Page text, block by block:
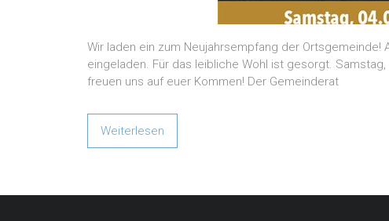
Wir laden ein zum Neujahrsempfang der Ortsgemeinde!
eingeladen. Für das leibliche Wohl ist gesorgt.
freuen uns auf euer Kommen! Der Gemeinderat
Weiterlesen